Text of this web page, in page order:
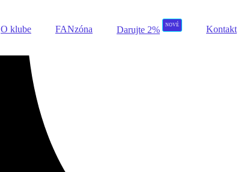
O klube FANzóna Darujte 2%
NOVÉ
Kontakt